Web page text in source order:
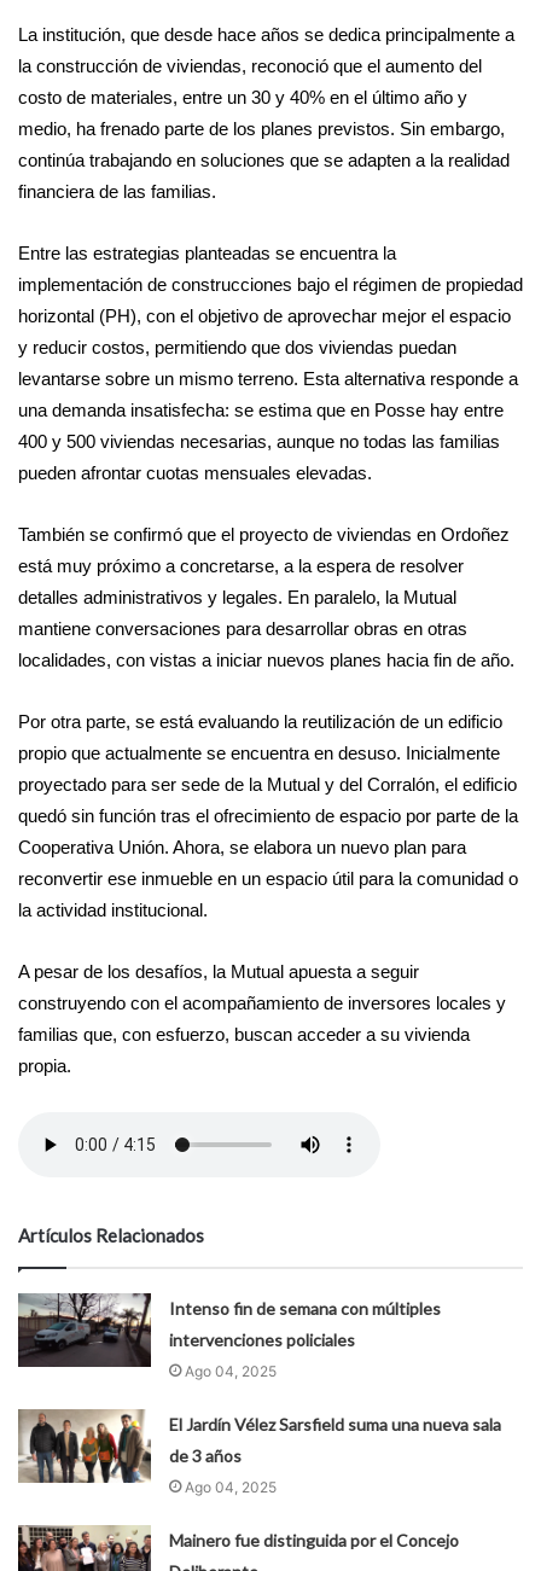
La institución, que desde hace años se dedica principalmente a
la construcción de viviendas, reconoció que el aumento del
costo de materiales, entre un 30 y 40% en el último año y
medio, ha frenado parte de los planes previstos. Sin embargo,
continúa trabajando en soluciones que se adapten a la realidad
financiera de las familias.
Entre las estrategias planteadas se encuentra la
implementación de construcciones bajo el régimen de propiedad
horizontal (PH), con el objetivo de aprovechar mejor el espacio
y reducir costos, permitiendo que dos viviendas puedan
levantarse sobre un mismo terreno. Esta alternativa responde a
una demanda insatisfecha: se estima que en Posse hay entre
400 y 500 viviendas necesarias, aunque no todas las familias
pueden afrontar cuotas mensuales elevadas.
También se confirmó que el proyecto de viviendas en Ordoñez
está muy próximo a concretarse, a la espera de resolver
detalles administrativos y legales. En paralelo, la Mutual
mantiene conversaciones para desarrollar obras en otras
localidades, con vistas a iniciar nuevos planes hacia fin de año.
Por otra parte, se está evaluando la reutilización de un edificio
propio que actualmente se encuentra en desuso. Inicialmente
proyectado para ser sede de la Mutual y del Corralón, el edificio
quedó sin función tras el ofrecimiento de espacio por parte de la
Cooperativa Unión. Ahora, se elabora un nuevo plan para
reconvertir ese inmueble en un espacio útil para la comunidad o
la actividad institucional.
A pesar de los desafíos, la Mutual apuesta a seguir
construyendo con el acompañamiento de inversores locales y
familias que, con esfuerzo, buscan acceder a su vivienda
propia.
Artículos Relacionados
Intenso fin de semana con múltiples
intervenciones policiales
Ago 04, 2025
El Jardín Vélez Sarsfield suma una nueva sala
de 3 años
Ago 04, 2025
Mainero fue distinguida por el Concejo